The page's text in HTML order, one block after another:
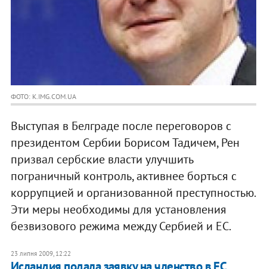
ФОТО: K.IMG.COM.UA
Выступая в Белграде после переговоров с
президентом Сербии Борисом Тадичем, Рен
призвал сербские власти улучшить
пограничный контроль, активнее борться с
коррупцией и организованной преступностью.
Эти меры необходимы для установления
безвизового режима между Сербией и ЕС.
23 липня 2009, 12:22